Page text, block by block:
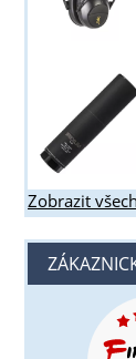
Zobrazit